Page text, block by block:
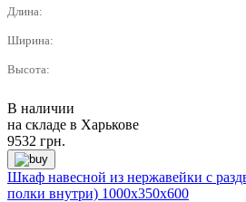
Длина:
Ширина:
Высота:
В наличии
на складе в Харькове
9532 грн.
Шкаф навесной из нержавейки с
полки внутри) 1000х350х600